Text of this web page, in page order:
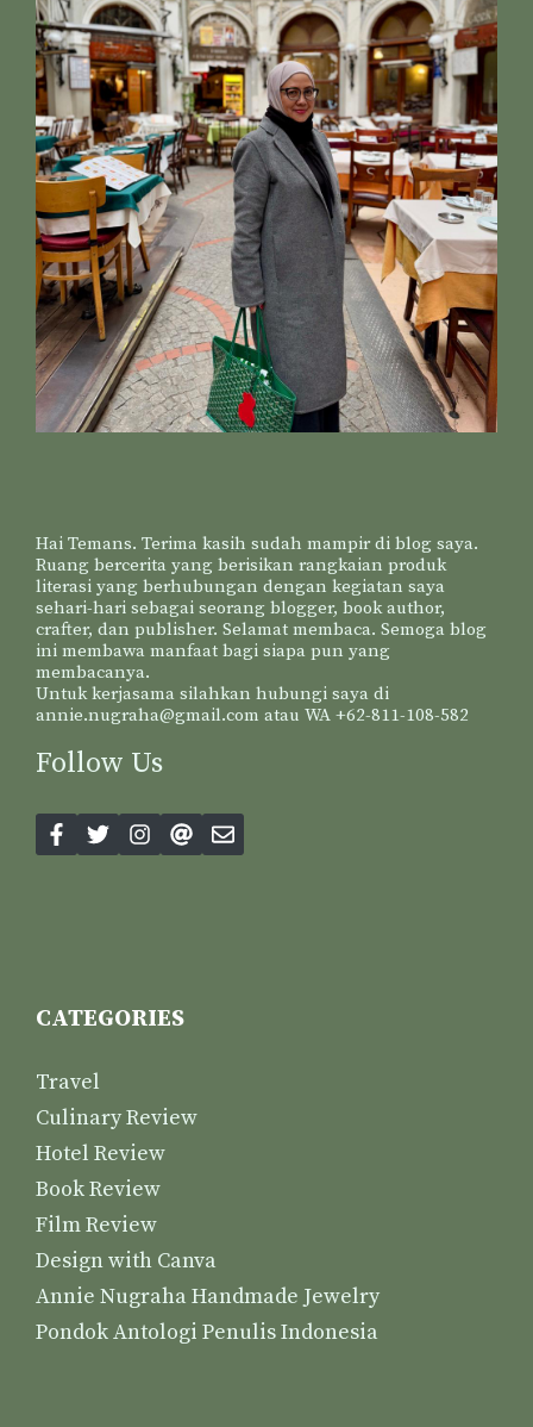
Hai Temans. Terima kasih sudah mampir di blog saya.
Ruang bercerita yang berisikan rangkaian produk
literasi yang berhubungan dengan kegiatan saya
sehari-hari sebagai seorang blogger, book author,
crafter, dan publisher. Selamat membaca. Semoga blog
ini membawa manfaat bagi siapa pun yang
membacanya.
Untuk kerjasama silahkan hubungi saya di
annie.nugraha@gmail.com atau WA +62-811-108-582
Follow Us
CATEGORIES
Travel
Culinary Review
Hotel Review
Book Review
Film Review
Design with Canva
Annie Nugraha Handmade Jewelry
Pondok Antologi Penulis Indonesia